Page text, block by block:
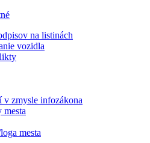
na listinách
vozidla
v zmysle infozákona
mesta